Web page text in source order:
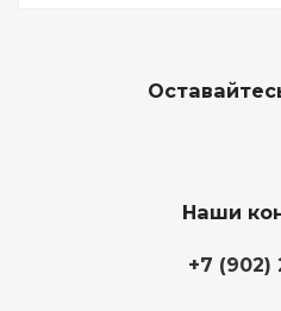
Наши
+7 (902)